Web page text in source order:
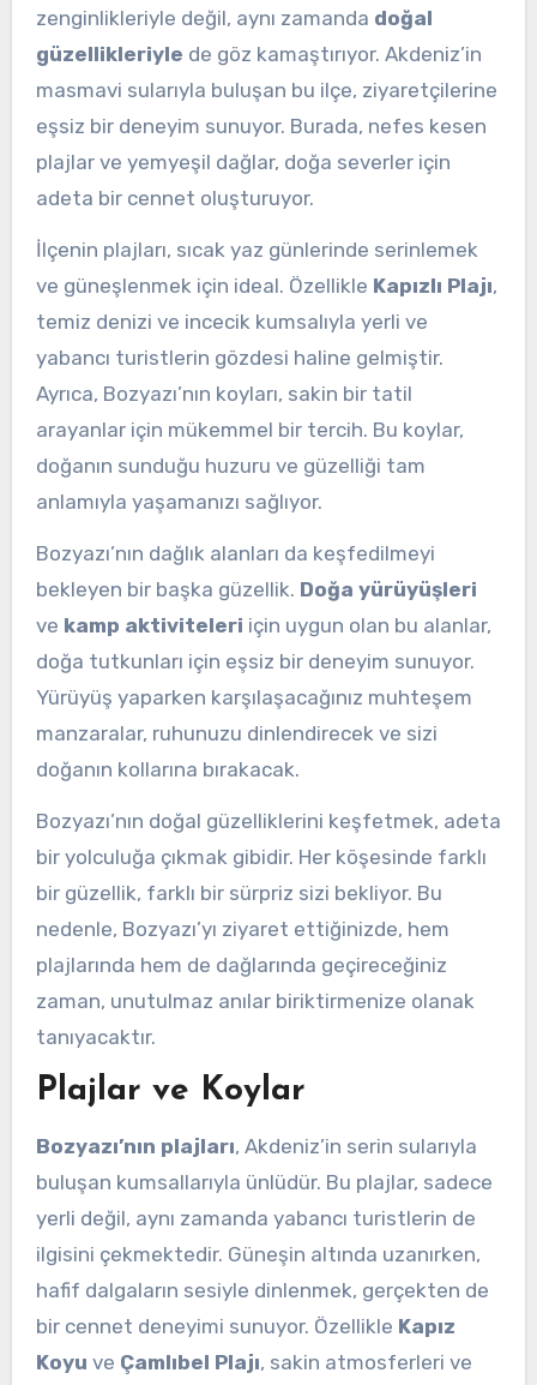
zenginlikleriyle değil, aynı zamanda doğal
güzellikleriyle de göz kamaştırıyor. Akdeniz’in
masmavi sularıyla buluşan bu ilçe, ziyaretçilerine
eşsiz bir deneyim sunuyor. Burada, nefes kesen
plajlar ve yemyeşil dağlar, doğa severler için
adeta bir cennet oluşturuyor.
İlçenin plajları, sıcak yaz günlerinde serinlemek
ve güneşlenmek için ideal. Özellikle Kapızlı Plajı,
temiz denizi ve incecik kumsalıyla yerli ve
yabancı turistlerin gözdesi haline gelmiştir.
Ayrıca, Bozyazı’nın koyları, sakin bir tatil
arayanlar için mükemmel bir tercih. Bu koylar,
doğanın sunduğu huzuru ve güzelliği tam
anlamıyla yaşamanızı sağlıyor.
Bozyazı’nın dağlık alanları da keşfedilmeyi
bekleyen bir başka güzellik. Doğa yürüyüşleri
ve kamp aktiviteleri için uygun olan bu alanlar,
doğa tutkunları için eşsiz bir deneyim sunuyor.
Yürüyüş yaparken karşılaşacağınız muhteşem
manzaralar, ruhunuzu dinlendirecek ve sizi
doğanın kollarına bırakacak.
Bozyazı’nın doğal güzelliklerini keşfetmek, adeta
bir yolculuğa çıkmak gibidir. Her köşesinde farklı
bir güzellik, farklı bir sürpriz sizi bekliyor. Bu
nedenle, Bozyazı’yı ziyaret ettiğinizde, hem
plajlarında hem de dağlarında geçireceğiniz
zaman, unutulmaz anılar biriktirmenize olanak
tanıyacaktır.
Plajlar ve Koylar
Bozyazı’nın plajları, Akdeniz’in serin sularıyla
buluşan kumsallarıyla ünlüdür. Bu plajlar, sadece
yerli değil, aynı zamanda yabancı turistlerin de
ilgisini çekmektedir. Güneşin altında uzanırken,
hafif dalgaların sesiyle dinlenmek, gerçekten de
bir cennet deneyimi sunuyor. Özellikle Kapız
Koyu ve Çamlıbel Plajı, sakin atmosferleri ve